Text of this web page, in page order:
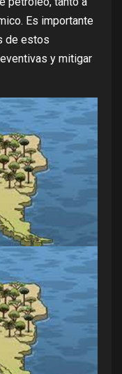
Es importante
de estos
y mitigar